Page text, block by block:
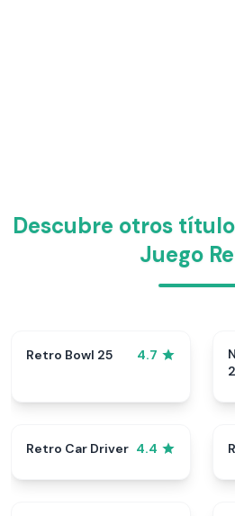
Descubre otros
Juego
Retro Bowl 25 4.7
Retro Car Driver 4.4